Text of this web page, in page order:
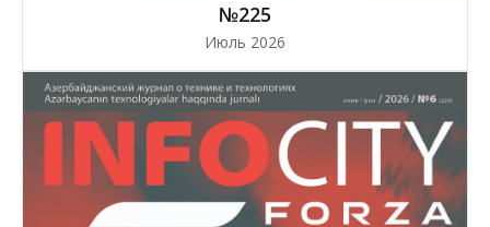
№225
Июль 2026